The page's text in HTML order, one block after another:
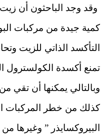
وقد وجد الباحثون أن
كمية جيدة من مركبات
التأكسد الذاتي للزيت
تمنع أكسدة الكولسترول
وبالتالي يمكنها أن
كذلك من خطر المركبات
البيروكسايذر ” وغيرها